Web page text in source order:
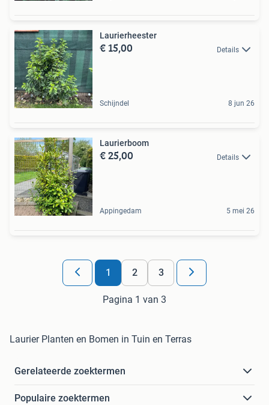
Laurierheester
€ 15,00 Details
Schijndel 8 jun 26
Laurierboom
€ 25,00 Details
Appingedam 5 mei 26
1 2 3
Pagina 1 van 3
Laurier Planten en Bomen in Tuin en Terras
Gerelateerde zoektermen
Populaire zoektermen